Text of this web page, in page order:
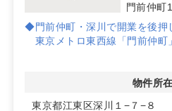
門前仲町
◆門前仲町・深川で開業を後押
東京メトロ東西線「門前仲町
の基盤づくりに適した立地です
物件所
東京都江東区深川１−７−８